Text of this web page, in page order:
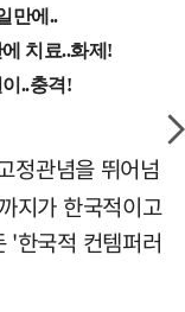
정관념을 뛰어넘
지가 한국적이고
'한국적 컨템퍼러